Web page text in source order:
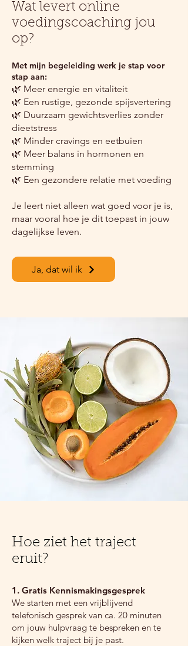
Wat levert online
voedingscoaching jou
op?
Met mijn begeleiding werk je stap voor
stap aan:
🌿 Meer energie en vitaliteit
🌿 Een rustige, gezonde spijsvertering
🌿 Duurzaam gewichtsverlies zonder
dieetstress
🌿 Minder cravings en eetbuien
🌿 Meer balans in hormonen en
stemming
🌿 Een gezondere relatie met voeding
Je leert niet alleen wat goed voor je is,
maar vooral hoe je dit toepast in jouw
dagelijkse leven.
Ja, dat wil ik
Hoe ziet het traject
eruit?
1. Gratis Kennismakingsgesprek
We starten met een vrijblijvend
telefonisch gesprek van ca. 20 minuten
om jouw hulpvraag te bespreken en te
kijken welk traject bij je past.